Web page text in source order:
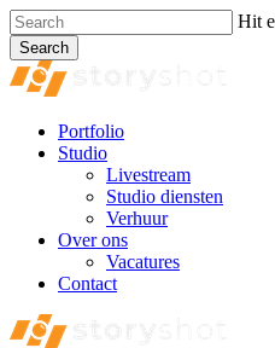
Skip
to
main
content
Hit
Search
Close
Search
Menu
Portfolio
Studio
Livestream
Studio diensten
Verhuur
Over ons
Vacatures
Contact